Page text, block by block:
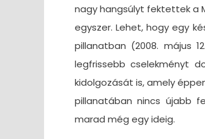
nagy hangsúlyt fektettek a
egyszer. Lehet, hogy egy
pillanatban (2008. május
legfrissebb cselekményt
kidolgozását is, amely
pillanatában nincs újabb
marad még egy ideig.